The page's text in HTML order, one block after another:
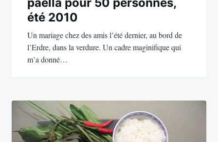
été 2010
Un mariage chez des amis l’été dernier, au bord de
l’Erdre, dans la verdure. Un cadre maginifique qui
m’a donné…